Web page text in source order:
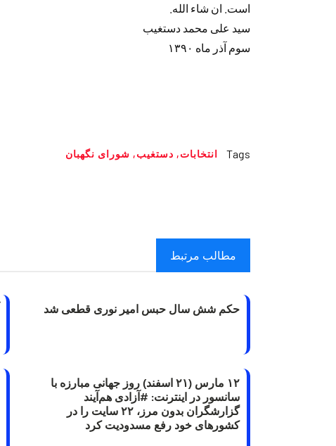
است. ان شاء الله.
سید علی محمد دستغیب
سوم آذر ماه ۱۳۹۰
Tags انتخابات, دستغیب, شورای نگهبان
مطالب مرتبط
حکم شش سال حبس امیر نوری قطعی شد
۱۲ مارس (۲۱ اسفند) روز جهانی مبارزه با
سانسور در اینترنت: #آزادی هم‌آیند
گزارشگران‌ بدون مرز، ۲۲ سایت را در
کشورهای خود رفع مسدودیت کرد